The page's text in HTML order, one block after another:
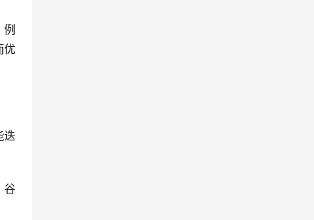
优
迭
谷